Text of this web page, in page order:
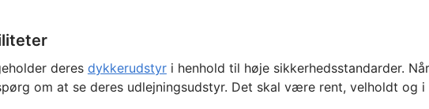
deres dykkerudstyri henhold til høje sikkerhedsstandarder. Når
om at se deres udlejningsudstyr. Det skal være rent, velholdt og i